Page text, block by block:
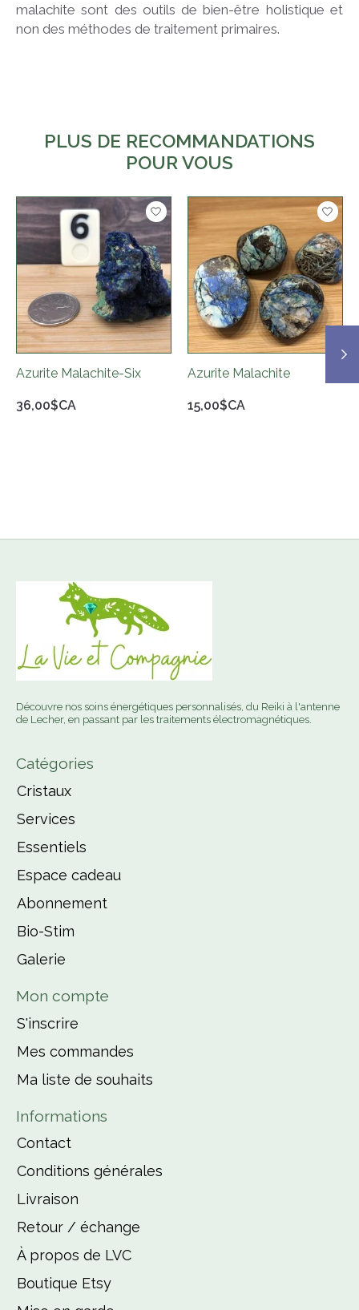
malachite sont des outils de bien-être holistique et
non des méthodes de traitement primaires.
PLUS DE RECOMMANDATIONS
POUR VOUS
Articles du carrousel de produits
36,00$CA
Azurite Malachite-Six
15,00$CA
Azurite Malachite
Découvre nos soins énergétiques personnalisés, du Reiki à l'antenne
de Lecher, en passant par les traitements électromagnétiques.
Catégories
Cristaux
Services
Essentiels
Espace cadeau
Abonnement
Bio-Stim
Galerie
Mon compte
S'inscrire
Mes commandes
Ma liste de souhaits
Informations
Contact
Conditions générales
Livraison
Retour / échange
À propos de LVC
Boutique Etsy